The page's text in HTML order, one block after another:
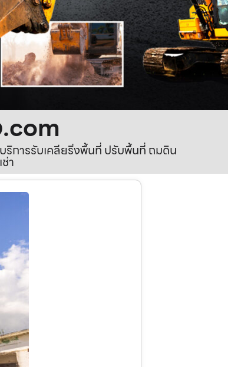
ริการรับเคลียริ่งพื้นที่ ปรับพื้นที่ ถมดิน
า